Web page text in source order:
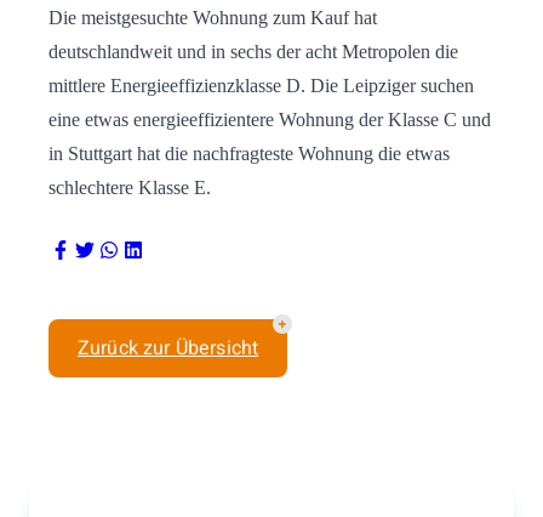
Die meistgesuchte Wohnung zum Kauf hat
deutschlandweit und in sechs der acht Metropolen die
mittlere Energieeffizienzklasse D. Die Leipziger suchen
eine etwas energieeffizientere Wohnung der Klasse C und
in Stuttgart hat die nachfragteste Wohnung die etwas
schlechtere Klasse E.
Zurück zur Übersicht